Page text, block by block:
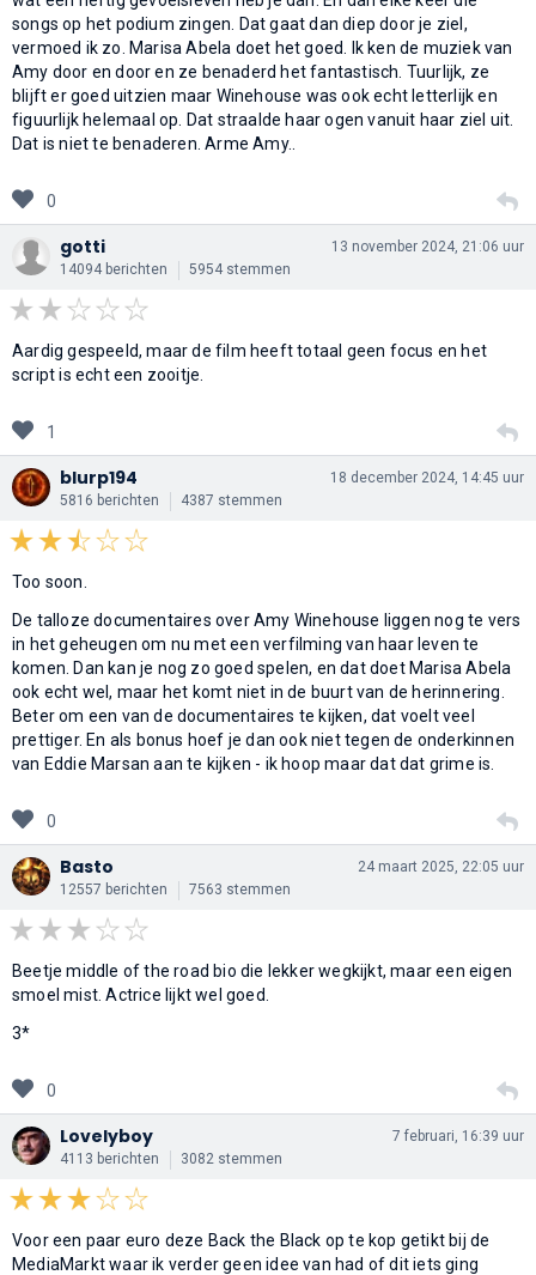
songs op het podium zingen. Dat gaat dan diep door je ziel,
vermoed ik zo. Marisa Abela doet het goed. Ik ken de muziek van
Amy door en door en ze benaderd het fantastisch. Tuurlijk, ze
blijft er goed uitzien maar Winehouse was ook echt letterlijk en
figuurlijk helemaal op. Dat straalde haar ogen vanuit haar ziel uit.
Dat is niet te benaderen. Arme Amy..
0
gotti
14094 berichten 5954 stemmen
13 november 2024, 21:06 uur
Aardig gespeeld, maar de film heeft totaal geen focus en het
script is echt een zooitje.
1
blurp194
5816 berichten 4387 stemmen
18 december 2024, 14:45 uur
Too soon.
De talloze documentaires over Amy Winehouse liggen nog te vers
in het geheugen om nu met een verfilming van haar leven te
komen. Dan kan je nog zo goed spelen, en dat doet Marisa Abela
ook echt wel, maar het komt niet in de buurt van de herinnering.
Beter om een van de documentaires te kijken, dat voelt veel
prettiger. En als bonus hoef je dan ook niet tegen de onderkinnen
van Eddie Marsan aan te kijken - ik hoop maar dat dat grime is.
0
Basto
12557 berichten 7563 stemmen
24 maart 2025, 22:05 uur
Beetje middle of the road bio die lekker wegkijkt, maar een eigen
smoel mist. Actrice lijkt wel goed.
3*
0
Lovelyboy
4113 berichten 3082 stemmen
7 februari, 16:39 uur
Voor een paar euro deze Back the Black op te kop getikt bij de
MediaMarkt waar ik verder geen idee van had of dit iets ging